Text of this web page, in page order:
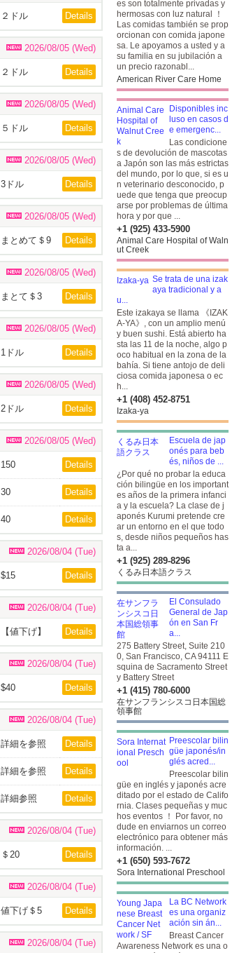
２ドル Details
2026/08/05 (Wed)
２ドル Details
2026/08/05 (Wed)
５ドル Details
2026/08/05 (Wed)
3ドル Details
2026/08/05 (Wed)
まとめて＄9 Details
2026/08/05 (Wed)
まとて＄3 Details
2026/08/05 (Wed)
1ドル Details
2026/08/05 (Wed)
2ドル Details
2026/08/05 (Wed)
150 Details
30 Details
40 Details
2026/08/04 (Tue)
$15 Details
2026/08/04 (Tue)
【値下げ】
Details
2026/08/04 (Tue)
$40 Details
2026/08/04 (Tue)
詳細を参照 Details
詳細を参照 Details
詳細参照 Details
2026/08/04 (Tue)
＄20 Details
2026/08/04 (Tue)
値下げ＄5 Details
2026/08/04 (Tue)
es son totalmente privadas y
hermosas con luz natural ！
Las comidas también se prop
orcionan con comida japone
sa. Le apoyamos a usted y a
su familia en su jubilación a
un precio razonabl...
American River Care Home
Disponibles inc
luso en casos d
e emergenc...
Las condicione
s de devolución de mascotas
a Japón son las más estrictas
del mundo, por lo que, si es u
n veterinario desconocido, p
uede que tenga que preocup
arse por problemas de última
hora y por que ...
+1 (925) 433-5900
Animal Care Hospital of Waln
ut Creek
Se trata de una izak
aya tradicional y a
u...
Este izakaya se llama 《IZAK
A-YA》, con un amplio menú
y buen sushi. Está abierto ha
sta las 11 de la noche, algo p
oco habitual en la zona de la
bahía. Si tiene antojo de deli
ciosa comida japonesa o ec
h...
+1 (408) 452-8751
Izaka-ya
Escuela de jap
onés para beb
és, niños de ...
¿Por qué no probar la educa
ción bilingüe en los important
es años de la primera infanci
a y la escuela? La clase de j
aponés Kurumi pretende cre
ar un entorno en el que todo
s, desde niños pequeños has
ta a...
+1 (925) 289-8296
くるみ日本語クラス
El Consulado
General de Jap
ón en San Fr
a...
275 Battery Street, Suite 210
0, San Francisco, CA 94111 E
squina de Sacramento Street
y Battery Street
+1 (415) 780-6000
在サンフランシスコ日本国総
領事館
Preescolar bilin
güe japonés/in
glés acred...
Preescolar bilin
güe en inglés y japonés acre
ditado por el estado de Califo
rnia. Clases pequeñas y muc
hos eventos ！ Por favor, no
dude en enviarnos un correo
electrónico para obtener más
información. ...
+1 (650) 593-7672
Sora International Preschool
La BC Network
es una organiz
ación sin án...
Breast Cancer
Awareness Network es una o